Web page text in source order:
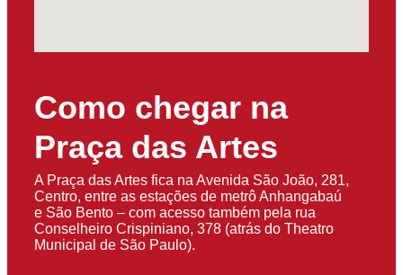
Como chegar na
Praça das Artes
A Praça das Artes fica na Avenida São João, 281,
Centro, entre as estações de metrô Anhangabaú
e São Bento – com acesso também pela rua
Conselheiro Crispiniano, 378 (atrás do Theatro
Municipal de São Paulo).